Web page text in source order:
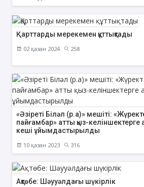
Қарттарды мерекемен құттықтады
02 қазан 2024 258
«Әзіреті Біләл (р.а)» мешіті:
пайғамбар» атты қыз-келіншектерге
кеші ұйымдастырылды
10 қазан 2023 316
Ақтөбе: Шәууәлдағы шүкірлік